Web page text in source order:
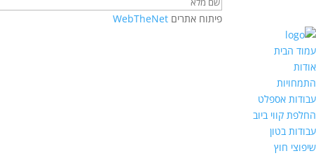
פיתוח אתריםWebTheNet
עמוד הבית
אודות
התמחויות
עבודות אספלט
החלפת קווי ביוב
עבודות בטון
שיפוצי חוץ